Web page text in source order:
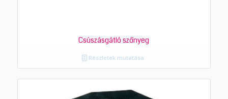
Csúszásgátló szőnyeg
Részletek mutatása